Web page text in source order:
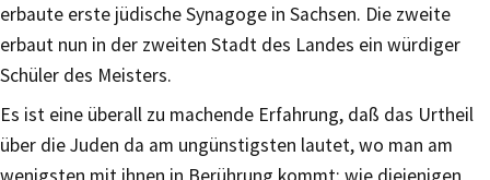
erbaute erste jüdische Synagoge in Sachsen. Die zweite
erbaut nun in der zweiten Stadt des Landes ein würdiger
Schüler des Meisters.
Es ist eine überall zu machende Erfahrung, daß das Urtheil
über die Juden da am ungünstigsten lautet, wo man am
wenigsten mit ihnen in Berührung kommt; wie diejenigen